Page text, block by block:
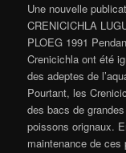
Une nouvelle
CRENICICHLA
PLOEG 1991
Crenicichla ont été
des adeptes de
Pourtant, les
des bacs de
poissons orignaux.
maintenance de